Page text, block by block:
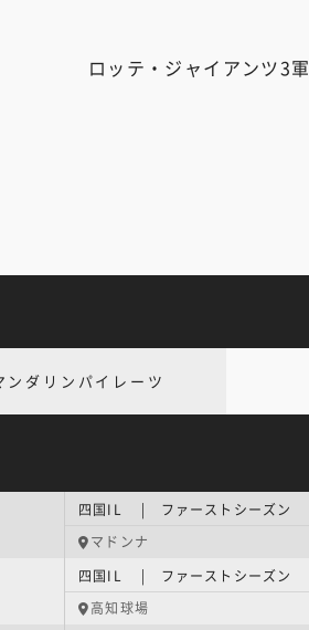
ロッテ・ジャイアンツ3軍
ンダリンパイレーツ
四国IL | ファーストシーズン
マドンナ
四国IL | ファーストシーズン
高知球場